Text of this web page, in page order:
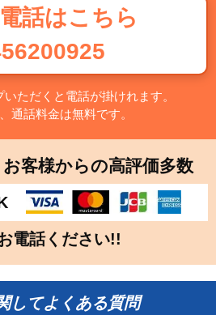
話はこちら
いただくと電話が掛けれます。
通話料金は無料です。
客様からの高評価多数
電話ください!!
してよくある質問